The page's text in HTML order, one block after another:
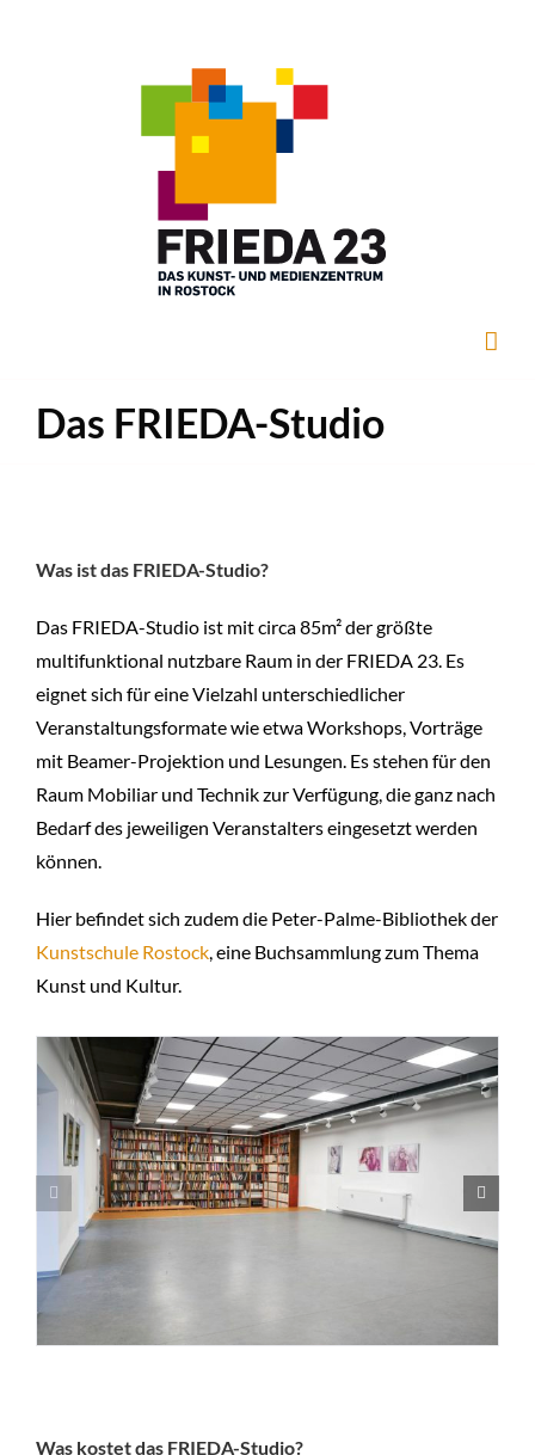
Das FRIEDA-Studio
Was ist das FRIEDA-Studio?
Das FRIEDA-Studio ist mit circa 85m² der größte
multifunktional nutzbare Raum in der FRIEDA 23. Es
eignet sich für eine Vielzahl unterschiedlicher
Veranstaltungsformate wie etwa Workshops, Vorträge
mit Beamer-Projektion und Lesungen. Es stehen für den
Raum Mobiliar und Technik zur Verfügung, die ganz nach
Bedarf des jeweiligen Veranstalters eingesetzt werden
können.
Hier befindet sich zudem die Peter-Palme-Bibliothek der
Kunstschule Rostock, eine Buchsammlung zum Thema
Kunst und Kultur.
Was kostet das FRIEDA-Studio?